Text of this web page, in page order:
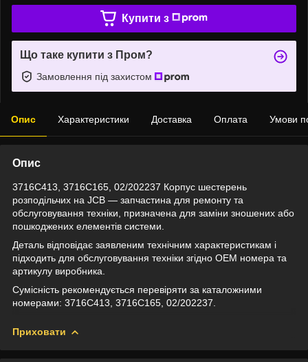
Купити з
Що таке купити з Пром?
Замовлення під захистом
Опис Характеристики Доставка Оплата Умови
Опис
3716C413, 3716C165, 02/202237 Корпус шестерень
розподільчих на JCB — запчастина для ремонту та
обслуговування техніки, призначена для заміни зношених або
пошкоджених елементів системи.
Деталь відповідає заявленим технічним характеристикам і
підходить для обслуговування техніки згідно OEM номера та
артикулу виробника.
Сумісність рекомендується перевіряти за каталожними
номерами: 3716C413, 3716C165, 02/202237.
Приховати